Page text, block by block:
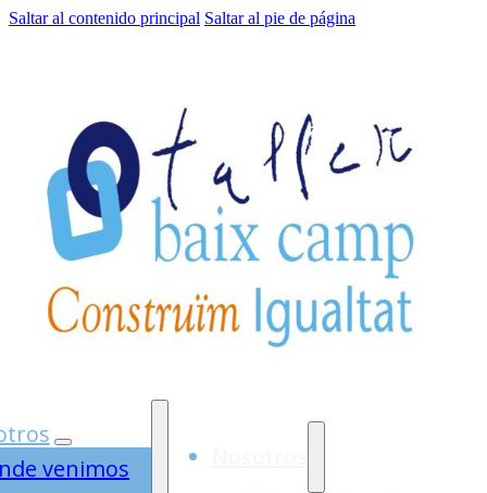
Saltar al contenido principal Saltar al pie de página
venimos